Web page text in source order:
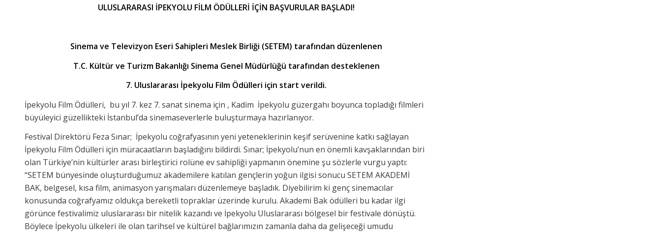
ULUSLARARASI İPEKYOLU FİLM ÖDÜLLERİ İÇİN BAŞVURULAR BAŞLADI!
Sinema ve Televizyon Eseri Sahipleri Meslek Birliği (SETEM) tarafından düzenlenen
T.C. Kültür ve Turizm Bakanlığı Sinema Genel Müdürlüğü tarafından desteklenen
7. Uluslararası İpekyolu Film Ödülleri için start verildi.
İpekyolu Film Ödülleri, bu yıl 7. kez 7. sanat sinema için , Kadim İpekyolu güzergahı boyunca topladığı filmleri
büyüleyici güzellikteki İstanbul’da sinemaseverlerle buluşturmaya hazırlanıyor.
Festival Direktörü Feza Sınar; İpekyolu coğrafyasının yeni yeteneklerinin keşif serüvenine katkı sağlayan
İpekyolu Film Ödülleri için müracaatların başladığını bildirdi. Sınar; İpekyolu’nun en önemli kavşaklarından biri
olan Türkiye’nin kültürler arası birleştirici rolüne ev sahipliği yapmanın önemine şu sözlerle vurgu yaptı:
“SETEM bünyesinde oluşturduğumuz akademilere katılan gençlerin yoğun ilgisi sonucu SETEM AKADEMİ
BAK, belgesel, kısa film, animasyon yarışmaları düzenlemeye başladık. Diyebilirim ki genç sinemacılar
konusunda coğrafyamız oldukça bereketli topraklar üzerinde kurulu. Akademi Bak ödülleri bu kadar ilgi
görünce festivalimiz uluslararası bir nitelik kazandı ve İpekyolu Uluslararası bölgesel bir festivale dönüştü.
Böylece İpekyolu ülkeleri ile olan tarihsel ve kültürel bağlarımızın zamanla daha da gelişeceği umudu